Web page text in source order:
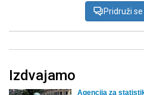
Pridruži
Izdvajamo
Agencija za